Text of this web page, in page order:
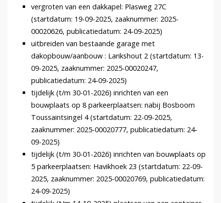
vergroten van een dakkapel: Plasweg 27C
(startdatum: 19-09-2025, zaaknummer: 2025-
00020626, publicatiedatum: 24-09-2025)
uitbreiden van bestaande garage met
dakopbouw/aanbouw : Larikshout 2 (startdatum: 13-
09-2025, zaaknummer: 2025-00020247,
publicatiedatum: 24-09-2025)
tijdelijk (t/m 30-01-2026) inrichten van een
bouwplaats op 8 parkeerplaatsen: nabij Bosboom
Toussaintsingel 4 (startdatum: 22-09-2025,
zaaknummer: 2025-00020777, publicatiedatum: 24-
09-2025)
tijdelijk (t/m 30-01-2026) inrichten van bouwplaats op
5 parkeerplaatsen: Havikhoek 23 (startdatum: 22-09-
2025, zaaknummer: 2025-00020769, publicatiedatum:
24-09-2025)